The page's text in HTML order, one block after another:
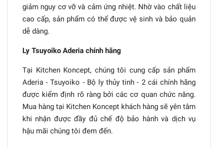
giảm nguy cơ vỡ và cảm ứng nhiệt. Nhờ vào chất liệu
cao cấp, sản phẩm có thể được vệ sinh và bảo quản
dễ dàng.
Ly Tsuyoiko Aderia chính hãng
Tại Kitchen Koncept, chúng tôi cung cấp sản phẩm
Aderia - Tsuyoiko - Bộ ly thủy tinh - 2 cái chính hãng
được kiểm định rõ ràng bởi các cơ quan chức năng.
Mua hàng tại Kitchen Koncept khách hàng sẽ yên tâm
khi nhận được đầy đủ chế độ bảo hành và dịch vụ
hậu mãi chúng tôi đem đến.